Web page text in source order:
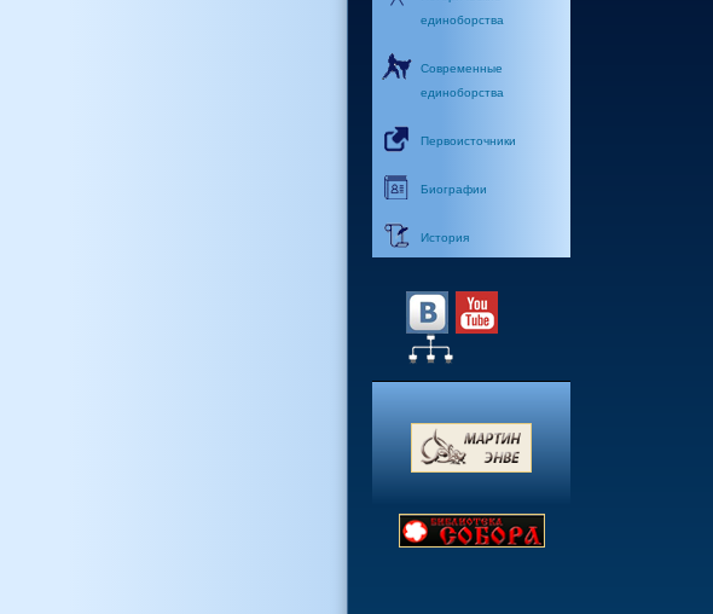
единоборства
Современные
единоборства
Первоисточники
Биографии
История